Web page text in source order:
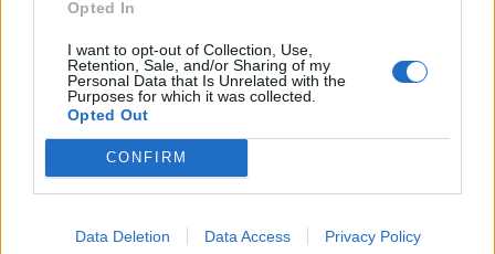
Opted In
I want to opt-out of Collection, Use,
Retention, Sale, and/or Sharing of my
Personal Data that Is Unrelated with the
Purposes for which it was collected.
Opted Out
CONFIRM
Data Deletion Data Access Privacy Policy